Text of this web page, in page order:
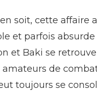
soit, cette affaire
et parfois
et Baki se
amateurs de
toujours se